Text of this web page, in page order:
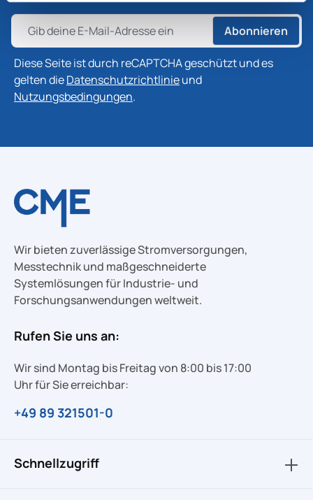
Abonnieren
Diese Seite ist durch reCAPTCHA geschützt und es
gelten dieDatenschutzrichtlinieund
Nutzungsbedingungen.
Wir bieten zuverlässige Stromversorgungen,
Messtechnik und maßgeschneiderte
Systemlösungen für Industrie- und
Forschungsanwendungen weltweit.
Rufen Sie uns an:
Wir sind Montag bis Freitag von 8:00 bis 17:00
Uhr für Sie erreichbar:
+49 89 321501-0
Schnellzugriff